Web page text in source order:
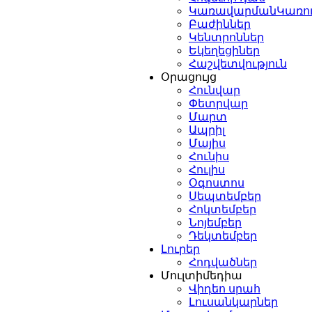
Բաժիններ
Կենտրոններ
Եկեղեցիներ
Հաշվետվություն
Օրացույց
Հունվար
Փետրվար
Մարտ
Ապրիլ
Մայիս
Հունիս
Հուլիս
Օգոստոս
Սեպտեմբեր
Հոկտեմբեր
Նոյեմբեր
Դեկտեմբեր
Լուրեր
Հոդվածներ
Մուլտիմեդիա
Վիդեո սրահ
Լուսանկարներ